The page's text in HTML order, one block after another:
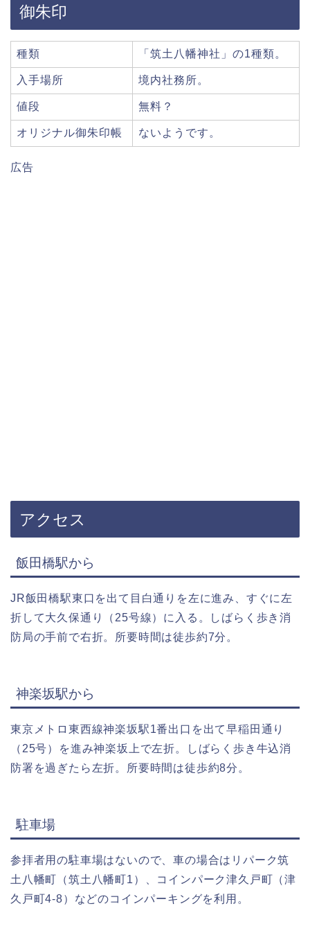
御朱印
種類 「筑土八幡神社」の1種類。
入手場所 境内社務所。
値段 無料？
オリジナル御朱印帳 ないようです。
広告
アクセス
飯田橋駅から
JR飯田橋駅東口を出て目白通りを左に進み、すぐに左
折して大久保通り（25号線）に入る。しばらく歩き消
防局の手前で右折。所要時間は徒歩約7分。
神楽坂駅から
東京メトロ東西線神楽坂駅1番出口を出て早稲田通り
（25号）を進み神楽坂上で左折。しばらく歩き牛込消
防署を過ぎたら左折。所要時間は徒歩約8分。
駐車場
参拝者用の駐車場はないので、車の場合はリパーク筑
土八幡町（筑土八幡町1）、コインパーク津久戸町（津
久戸町4-8）などのコインパーキングを利用。